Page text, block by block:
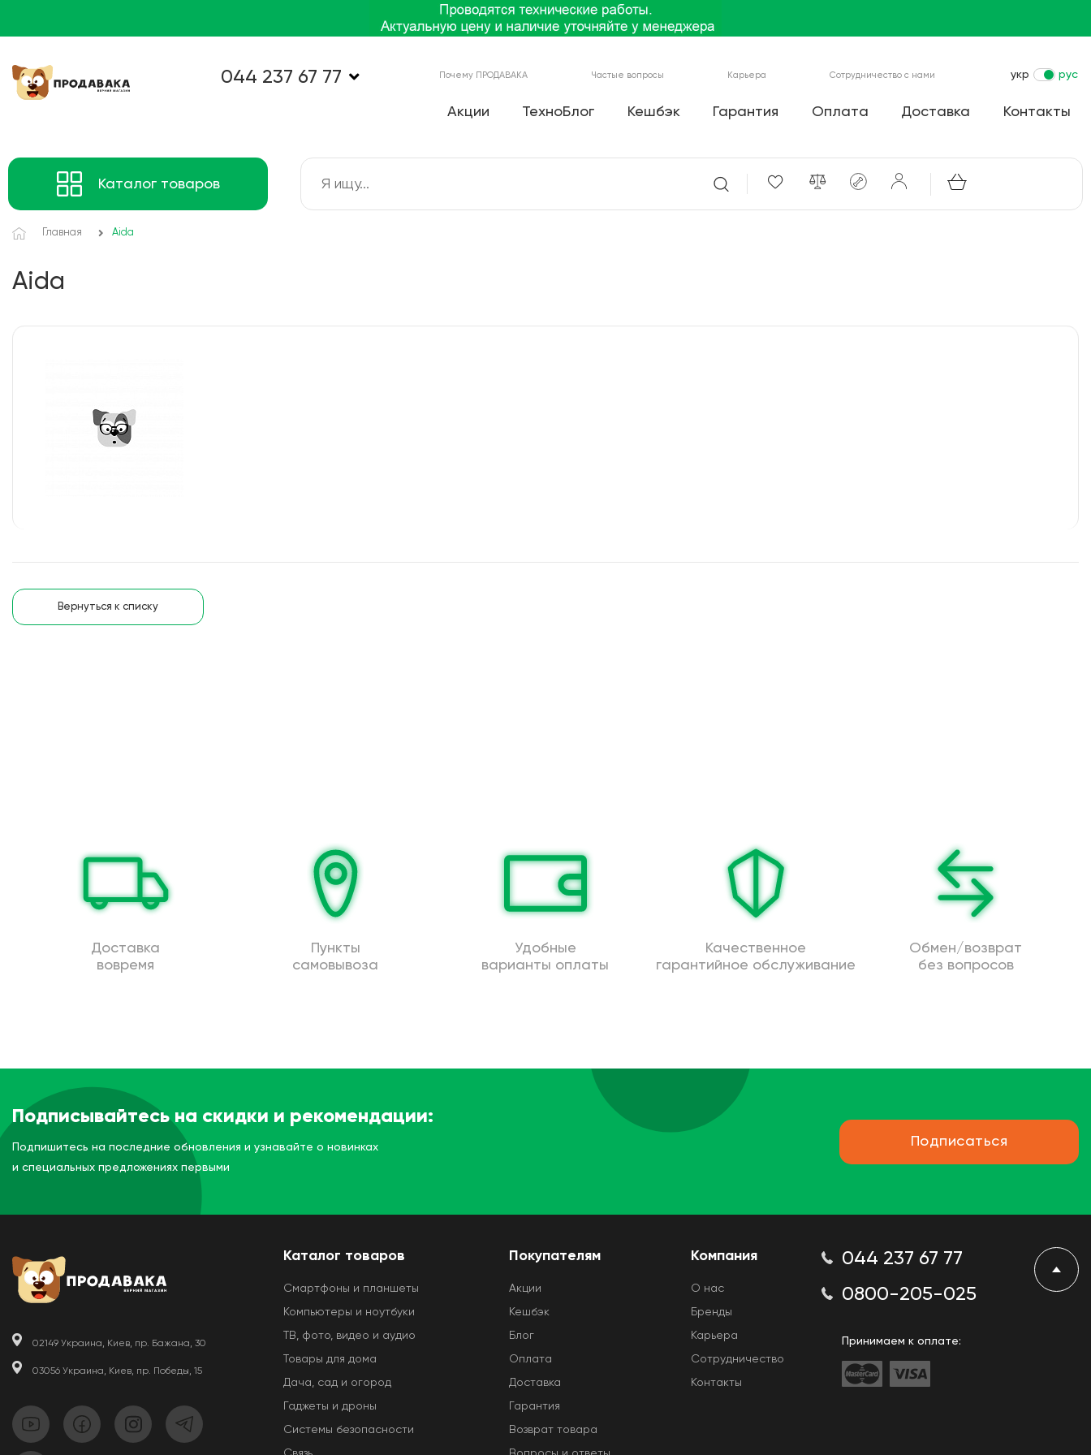
044 237 67 77 Почему ПРОДАВАКА Частые вопросы Карьера Сотрудничество с нами укр рус
Акции ТехноБлог Кешбэк Гарантия Оплата Доставка Контакты
Каталог товаров
Главная Aida
Aida
Вернуться к списку
Доставка
вовремя
Пункты
самовывоза
Удобные
варианты оплаты
Качественное
гарантийное обслуживание
Обмен/возврат
без вопросов
Подписывайтесь на скидки и рекомендации:
Подпишитесь на последние обновления и узнавайте о новинках
и специальных предложениях первыми
Подписаться
02149 Украина, Киев, пр. Бажана, 30
03056 Украина, Киев, пр. Победы, 15
Каталог товаров
Смартфоны и планшеты
Компьютеры и ноутбуки
ТВ, фото, видео и аудио
Товары для дома
Дача, сад и огород
Гаджеты и дроны
Системы безопасности
Покупателям
Акции
Кешбэк
Блог
Оплата
Доставка
Гарантия
Возврат товара
Компания
O нас
Бренды
Карьера
Сотрудничество
Контакты
044 237 67 77
0800-205-025
Принимаем к оплате: